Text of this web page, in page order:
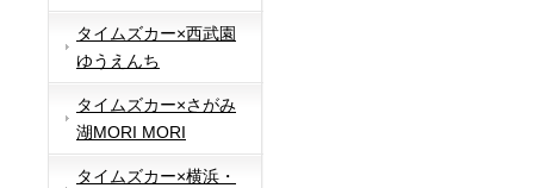
タイムズカー×西武園
ゆうえんち
タイムズカー×さがみ
湖MORI MORI
タイムズカー×横浜・